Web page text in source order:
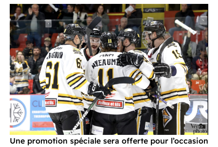
Une promotion spéciale sera offerte pour l’occasion